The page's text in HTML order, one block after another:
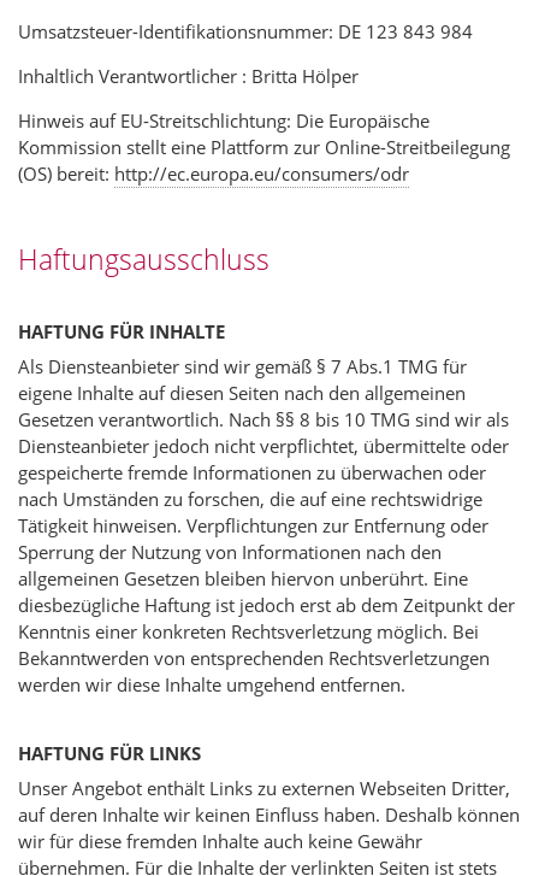
Umsatzsteuer-Identifikationsnummer: DE 123 843 984
Inhaltlich Verantwortlicher : Britta Hölper
Hinweis auf EU-Streitschlichtung: Die Europäische
Kommission stellt eine Plattform zur Online-Streitbeilegung
(OS) bereit: http://ec.europa.eu/consumers/odr
Haftungsausschluss
HAFTUNG FÜR INHALTE
Als Diensteanbieter sind wir gemäß § 7 Abs.1 TMG für
eigene Inhalte auf diesen Seiten nach den allgemeinen
Gesetzen verantwortlich. Nach §§ 8 bis 10 TMG sind wir als
Diensteanbieter jedoch nicht verpflichtet, übermittelte oder
gespeicherte fremde Informationen zu überwachen oder
nach Umständen zu forschen, die auf eine rechtswidrige
Tätigkeit hinweisen. Verpflichtungen zur Entfernung oder
Sperrung der Nutzung von Informationen nach den
allgemeinen Gesetzen bleiben hiervon unberührt. Eine
diesbezügliche Haftung ist jedoch erst ab dem Zeitpunkt der
Kenntnis einer konkreten Rechtsverletzung möglich. Bei
Bekanntwerden von entsprechenden Rechtsverletzungen
werden wir diese Inhalte umgehend entfernen.
HAFTUNG FÜR LINKS
Unser Angebot enthält Links zu externen Webseiten Dritter,
auf deren Inhalte wir keinen Einfluss haben. Deshalb können
wir für diese fremden Inhalte auch keine Gewähr
übernehmen. Für die Inhalte der verlinkten Seiten ist stets